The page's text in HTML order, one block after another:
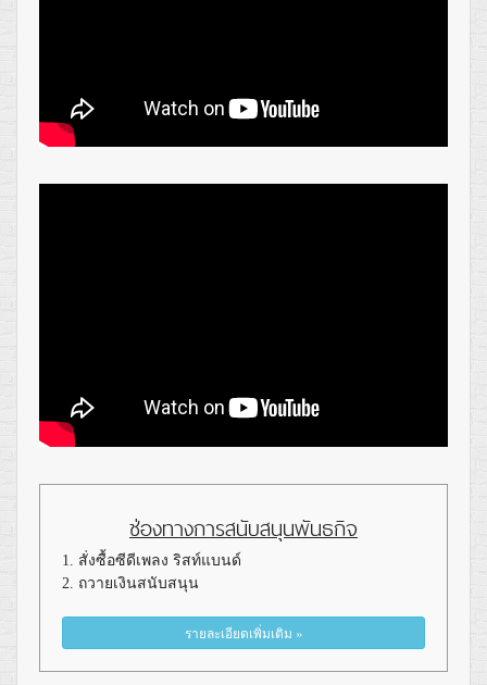
ช่องทางการสนับสนุนพันธกิจ
1. สั่งซื้อซีดีเพลง ริสท์แบนด์
2. ถวายเงินสนับสนุน
รายละเอียดเพิ่มเติม »